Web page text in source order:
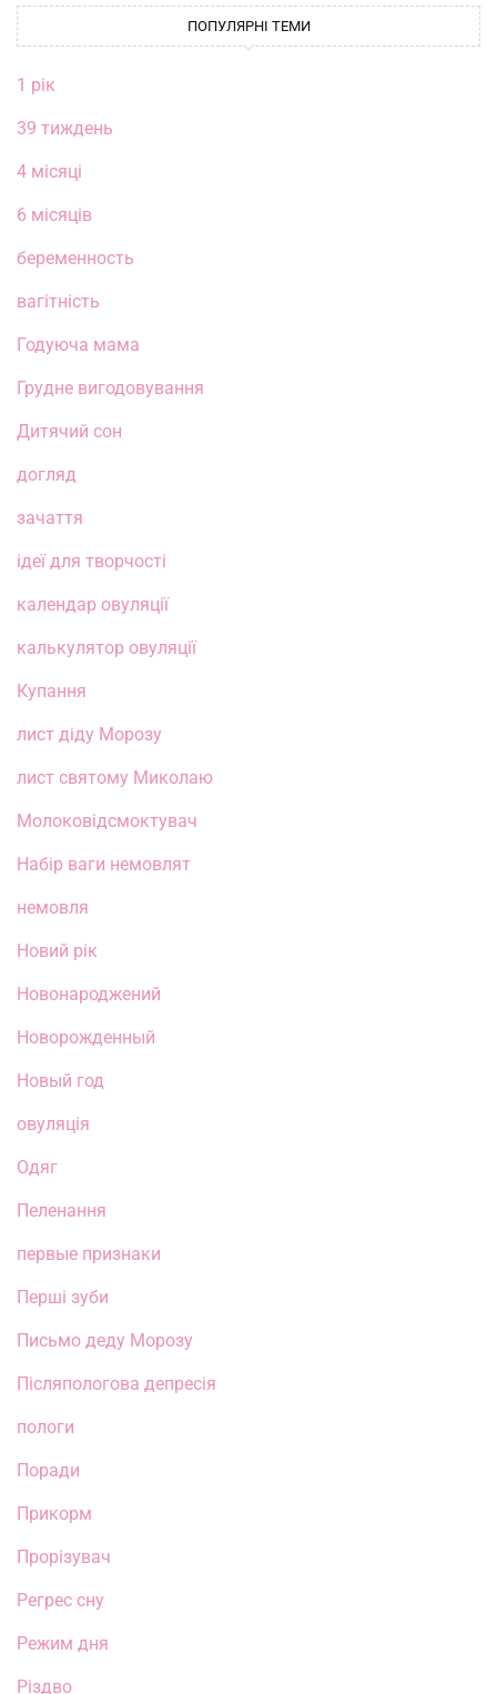
ПОПУЛЯРНІ ТЕМИ
1 рік
39 тиждень
4 місяці
6 місяців
беременность
вагітність
Годуюча мама
Грудне вигодовування
Дитячий сон
догляд
зачаття
ідеї для творчості
календар овуляції
калькулятор овуляції
Купання
лист діду Морозу
лист святому Миколаю
Молоковідсмоктувач
Набір ваги немовлят
немовля
Новий рік
Новонароджений
Новорожденный
Новый год
овуляція
Одяг
Пеленання
первые признаки
Перші зуби
Письмо деду Морозу
Післяпологова депресія
пологи
Поради
Прикорм
Прорізувач
Регрес сну
Режим дня
Різдво